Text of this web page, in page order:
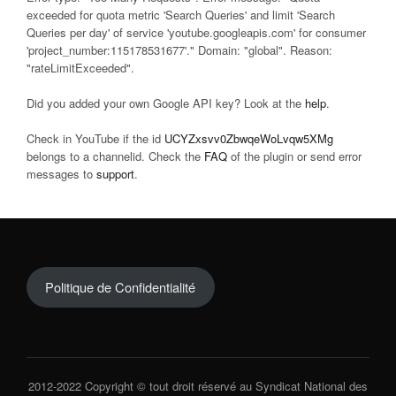
exceeded for quota metric 'Search Queries' and limit 'Search
Queries per day' of service 'youtube.googleapis.com' for consumer
'project_number:115178531677'." Domain: "global". Reason:
"rateLimitExceeded".
Did you added your own Google API key? Look at the help.
Check in YouTube if the id UCYZxsvv0ZbwqeWoLvqw5XMg
belongs to a channelid. Check the FAQ of the plugin or send error
messages to support.
Politique de Confidentialité
2012-2022 Copyright © tout droit réservé au Syndicat National des